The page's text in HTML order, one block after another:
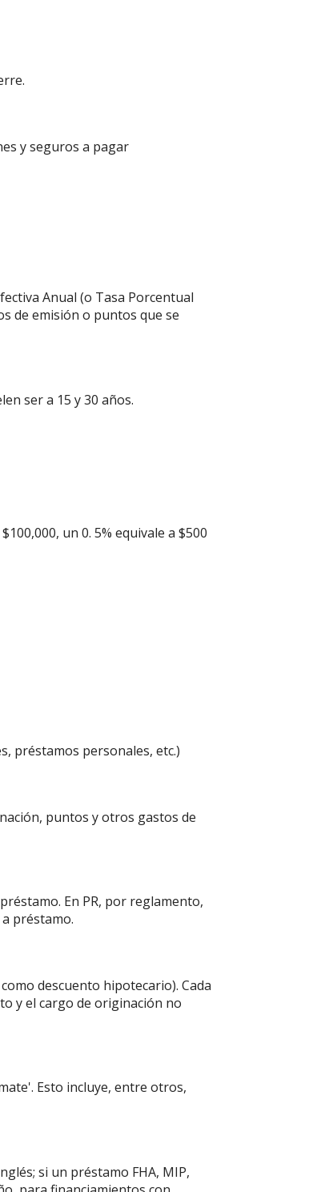
y seguros a pagar
Anual (o Tasa Porcentual
de emisión o puntos que se
ser a 15 y 30 años.
un 0. 5% equivale a $500
préstamos personales, etc.)
puntos y otros gastos de
En PR, por reglamento,
préstamo.
descuento hipotecario). Cada
y el cargo de originación no
Esto incluye, entre otros,
si un préstamo FHA, MIP,